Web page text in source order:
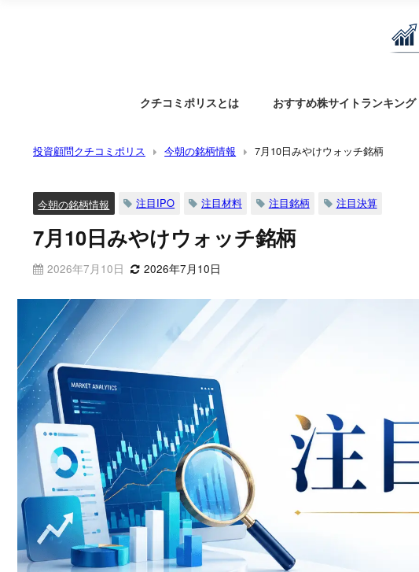
クチコミポリスとは おすすめ株サイトランキング
投資顧問クチコミポリス 今朝の銘柄情報 7月10日みやけウォッチ銘柄
今朝の銘柄情報 注目IPO 注目材料 注目銘柄 注目決算
7月10日みやけウォッチ銘柄
2026年7月10日 2026年7月10日